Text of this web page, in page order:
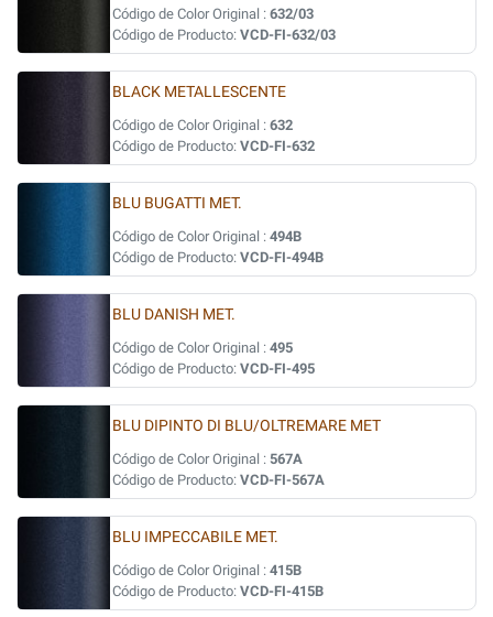
Código de Color Original : 632/03
Código de Producto: VCD-FI-632/03
BLACK METALLESCENTE
Código de Color Original : 632
Código de Producto: VCD-FI-632
BLU BUGATTI MET.
Código de Color Original : 494B
Código de Producto: VCD-FI-494B
BLU DANISH MET.
Código de Color Original : 495
Código de Producto: VCD-FI-495
BLU DIPINTO DI BLU/OLTREMARE MET
Código de Color Original : 567A
Código de Producto: VCD-FI-567A
BLU IMPECCABILE MET.
Código de Color Original : 415B
Código de Producto: VCD-FI-415B